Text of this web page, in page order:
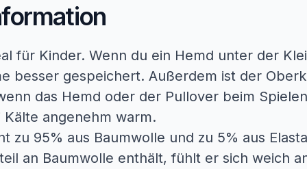
für Kinder. Wenn du ein Hemd unter der
besser gespeichert. Außerdem ist der
das Hemd oder der Pullover beim
angenehm warm.
zu 95% aus Baumwolle und zu 5% aus
an Baumwolle enthält, fühlt er sich weich